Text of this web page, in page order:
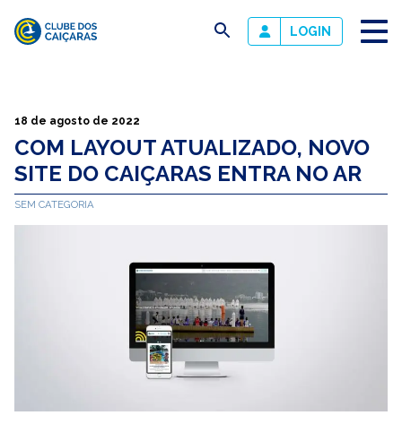
Caiçaras
busca LOGIN
18 de agosto de 2022
COM LAYOUT ATUALIZADO, NOVO
SITE DO CAIÇARAS ENTRA NO AR
SEM CATEGORIA